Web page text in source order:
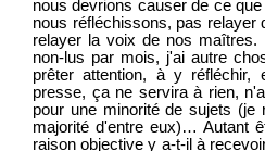
nous devrions causer de ce
nous réfléchissons, pas relayer
relayer la voix de nos
non-lus par mois, j'ai autre
prêter attention, à y réfléchir,
presse, ça ne servira à rien,
pour une minorité de sujets (je
majorité d'entre eux)… Autant
raison objective y a-t-il à